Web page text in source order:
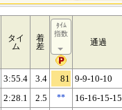
タイ
ム
着
差
ﾀｲﾑ
指数
通過
3:55.4 3.4 81 9-9-10-10
2:28.1 2.5 ** 16-16-15-15